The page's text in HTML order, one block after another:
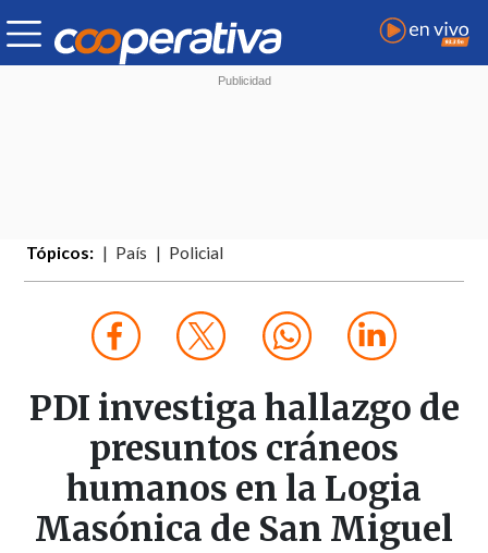
Tópicos: País Policial
PDI investiga hallazgo de
presuntos cráneos
humanos en la Logia
Masónica de San Miguel